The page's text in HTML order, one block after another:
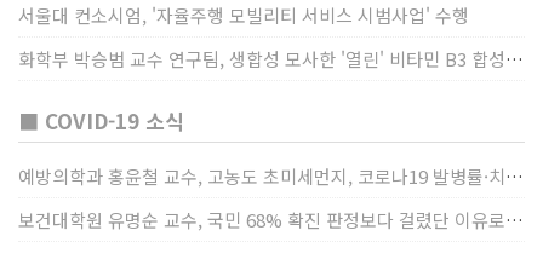
서울대 컨소시엄, '자율주행 모빌리티 서비스 시범사업' 수행
화학부 박승범 교수 연구팀, 생합성 모사한 '열린' 비타민 B3 합성법 개발
■ COVID-19 소식
예방의학과 홍윤철 교수, 고농도 초미세먼지, 코로나19 발병률·치명률 높인다
보건대학원 유명순 교수, 국민 68% 확진 판정보다 걸렸단 이유로 비난받는 걸 더 두려해